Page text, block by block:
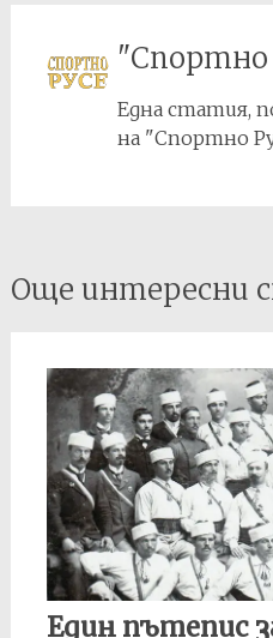
"Спортно
Една статия,
на "Спортно
Post
navigation
Още интересни
Един пътепис